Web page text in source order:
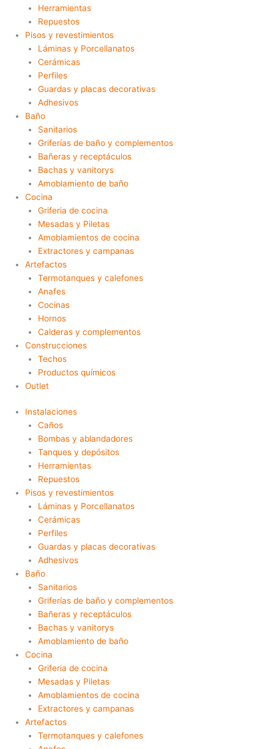
Herramientas
Repuestos
Pisos y revestimientos
Láminas y Porcellanatos
Cerámicas
Perfiles
Guardas y placas decorativas
Adhesivos
Baño
Sanitarios
Griferías de baño y complementos
Bañeras y receptáculos
Bachas y vanitorys
Amoblamiento de baño
Cocina
Griferia de cocina
Mesadas y Piletas
Amoblamientos de cocina
Extractores y campanas
Artefactos
Termotanques y calefones
Anafes
Cocinas
Hornos
Calderas y complementos
Construcciones
Techos
Productos químicos
Outlet
Instalaciones
Caños
Bombas y ablandadores
Tanques y depósitos
Herramientas
Repuestos
Pisos y revestimientos
Láminas y Porcellanatos
Cerámicas
Perfiles
Guardas y placas decorativas
Adhesivos
Baño
Sanitarios
Griferías de baño y complementos
Bañeras y receptáculos
Bachas y vanitorys
Amoblamiento de baño
Cocina
Griferia de cocina
Mesadas y Piletas
Amoblamientos de cocina
Extractores y campanas
Artefactos
Termotanques y calefones